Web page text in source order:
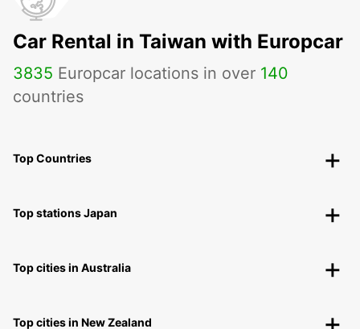
Car Rental in Taiwan with Europcar
3835 Europcar locations in over 140
countries
Top Countries
Top stations Japan
Top cities in Australia
Top cities in New Zealand